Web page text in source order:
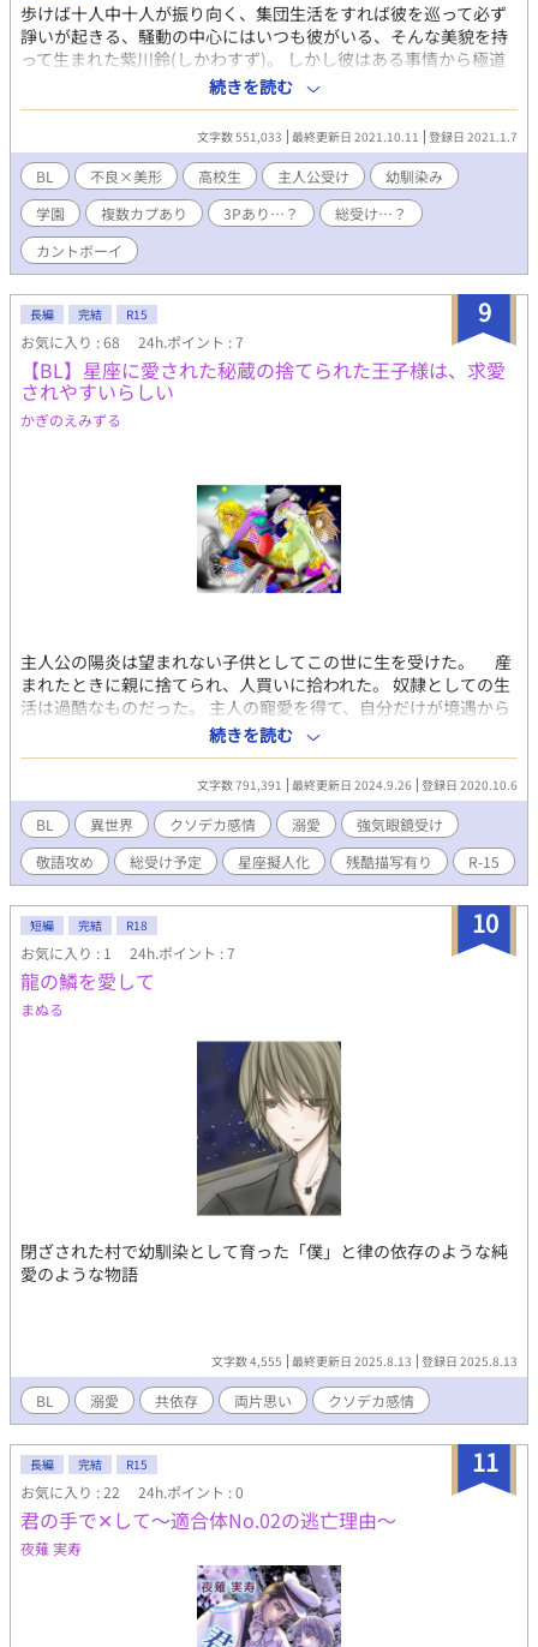
歩けば十人中十人が振り向く、集団生活をすれば彼を巡って必ず
諍いが起きる、騒動の中心にはいつも彼がいる、そんな美貌を持
って生まれた紫川鈴(しかわすず)。 しかし彼はある事情から極道
の家で育てられている。そのような環境で身についた可憐な見た
目とは相反した度胸は、地方トップと評される恐ろしい不良校で
も発揮されるのだった。 高校になって再会した幼なじみ、中学の
時の元いじめっ子、過保護すぎるお爺様、人外とまで呼ばれる恐
怖の裏番…、個性的な人達に囲まれ、トラブルしか起きようが無
い不良校で過ごす美青年の、ある恋物語。 中央柳高校一年生 紫川
鈴、頑張ります！ ━━━━━━━━━━━━━━━ いじめ、暴力
表現あり。 R-18も予定しています。 決まり次第、別の話にまとめ
て投稿したいと思います。 この話自体はR-15で最後まで進んでい
の話がいくつかあります。 黒の帳の話のタイトルをつけているの
で、読む際の参考にしていただければと思います。 黒の帳とあま
り交わらない話は、個別のタイトルをつけています。
━━━━━━━━━━━━━━━ 〜注意〜 失恋する人物が何人か
居ます。 複数カプ、複数相手のカプが登場します。 主人公がかな
り酷い目に遭います。 エンドが決まっていないので、タグがあや
━━━━━━━━━━━━━━━ 追記 登場人物紹介載せました。
ネタバレにならない程度に書いてみましたが、どうでしょうか。
この小説自体初投稿な上、初めて書いたので死ぬほど読みづらい
と思います。 もっとここの紹介書いて！みたいなご意見をくださ
ると、改善に繋がるのでありがたいです。 イラスト載せました。
点の人物の話を黒の帳に集合させました。 これで読みやすくなれ
ば…と思います。
続きを読む
文字数 551,033 最終更新日 2021.10.11 登録日 2021.1.7
BL 不良×美形 高校生 主人公受け
幼馴染み
学園
複数カプあり 3Pあり…？
総受け…？
カントボーイ
9
長編 完結 R15
お気に入り : 68 24h.ポイント : 7
【BL】星座に愛された秘蔵の捨てられた王子様は、求愛
されやすいらしい
かぎのえみずる
主人公の陽炎は望まれない子供としてこの世に生を受けた。 産
まれたときに親に捨てられ、人買いに拾われた。 奴隷としての生
活は過酷なものだった。 主人の寵愛を得て、自分だけが境遇から
抜けださんとする奴隷同士の裏切り、嫉妬、欺瞞。 陽炎は親のこ
とを恨んではいない。 ――ただ、諦めていた。 あるとき、陽炎は
奉公先の客人に見初められる。 客人が大枚を払うというと、元の
主人は快く陽炎を譲り渡した。 客人の肉奴隷になる直前の日に、
不思議な妖術の道具を拾う。 道具は、自分の受けた怪我の体験に
よって星座の名を持つ人間を生み出す不思議な道具で、陽炎の傷
から最初に産まれたのは鴉座の男だった。 星座には、愛属性と忠
実属性があり――鴉座は愛属性だった。 星座だけは裏切らない、
星座だけは無条件に愛してくれる。 陽炎は、人間を信じる気など
なかったが、柘榴という少年が現れ――……。 これは、夜空を愛
する孤独な青年が、仲間が出来ていくまでの不器用な話。 大長編
の第一部。 ※某所にも載せてあります。一部残酷・暴力表現が出
てきます。基本的に総受け設定です。 女性キャラも出てくる回が
写が第二部にて出ますが、これは現実と一切関係ないストーリー
上だとキャラの戦略の手法のうち後にどうしてそうなったかも判
明するものです。現実の例の病とは一切関係ないことを明記して
おきます。不安を煽りたいわけではなく、数年前の作品にそうい
う表現が偶々あっただけです。この作品は数年前の物です。 ※タ
イトル改題しました。元「ベルベットプラネタリウム」
続きを読む
文字数 791,391 最終更新日 2024.9.26 登録日 2020.10.6
BL 異世界 クソデカ感情 溺愛
強気眼鏡受け
敬語攻め
総受け予定 星座擬人化 残酷描写有り R-15
10
短編 完結 R18
お気に入り : 1 24h.ポイント : 7
龍の鱗を愛して
まぬる
閉ざされた村で幼馴染として育った「僕」と律の依存のような純
愛のような物語
文字数 4,555 最終更新日 2025.8.13 登録日 2025.8.13
BL 溺愛 共依存 両片思い クソデカ感情
11
長編 完結 R15
お気に入り : 22 24h.ポイント : 0
君の手で‪‪✕‬して～適合体No.02の逃亡理由～
夜薙 実寿